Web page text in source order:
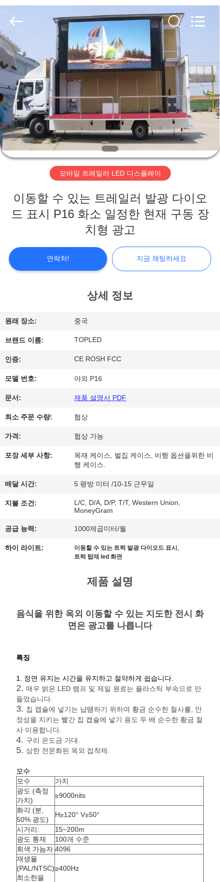
집
제
품
동
영
VR
우
대
하
여
공
장
여
행
품
관
리
Beijing
Silk
Road
Enterprise
Management
Services
Co.,LTD.
Reserved.
Developed
by
ECER
모바일 트레일러 LED 디스플레이
이동할 수 있는 트레일러 발광 다이오
드 표시 P16 화소 일정한 현재 구동 장
치형 광고
연락처! 지금 채팅하세요
상세 정보
원래 장소: 중국
브랜드 이름: TOPLED
인증: CE ROSH FCC
모델 번호: 야외 P16
문서: 제품 설명서 PDF
최소 주문 수량: 협상
가격: 협상 가능
포장 세부 사항:
목재 케이스, 벌집 케이스, 비행 옵션을위한 비
행 케이스.
배달 시간: 5 평방 미터 /10-15 근무일
지불 조건:
L/C, D/A, D/P, T/T, Western Union,
MoneyGram
공급 능력: 1000제곱미터/월
하이 라이트: 이동할 수 있는 트럭 발광 다이오드 표시
트럭 탑재 led 화면
제품 설명
음식을 위한 옥외 이동할 수 있는 지도한 전시 화
면은 광고를 나릅니다
특징
1. 정면 유지는 시간을 유지하고 절약하게 쉽습니다.
2. 매우 밝은 LED 램프 및 제일 원료는 플라스틱 부속으로 만
들었습니다.
3. 칩 캡슐에 넣기는 납땜하기 위하여 황금 순수한 철사를, 안
정성을 지키는 빨간 칩 캡슐에 넣기 용도 두 배 순수한 황금 철
사 이용합니다.
4. 구리 은도금 가대.
5. 상한 전문화된 옥외 접착제.
모수
모수
가치
광도 (측정
가치)
≥9000nits
화각 (분,
50% 광도)
H≥120° V≥50°
시거리:
15~200m
광도 통제
100개 수준
회색 가늠자 4096
재생율
(PAL/NTSC)
최소한을
≥400Hz